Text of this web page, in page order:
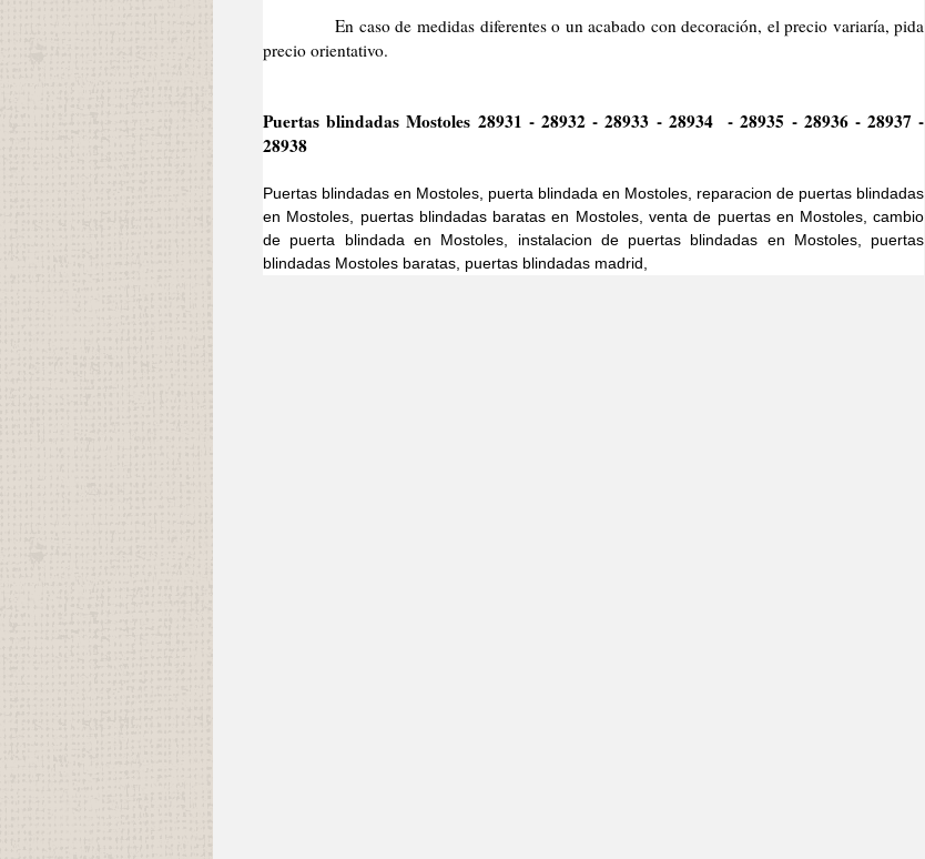
En caso de medidas diferentes o un acabado con decoración, el precio variaría, pida
precio orientativo.
Puertas blindadas Mostoles 28931 - 28932 - 28933 - 28934 - 28935 - 28936 - 28937 -
28938
Puertas blindadas en Mostoles, puerta blindada en Mostoles, reparacion de puertas blindadas
en Mostoles, puertas blindadas baratas en Mostoles, venta de puertas en Mostoles, cambio
de puerta blindada en Mostoles, instalacion de puertas blindadas en Mostoles, puertas
blindadas Mostoles baratas, puertas blindadas madrid,